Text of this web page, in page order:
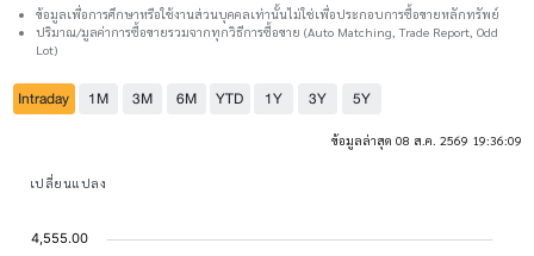
ข้อมูลเพื่อการศึกษาหรือใช้งานส่วนบุคคลเท่านั้นไม่ใช่เพื่อประกอบการซื้อขายหลักทรัพย์
ปริมาณ/มูลค่าการซื้อขายรวมจากทุกวิธีการซื้อขาย (Auto Matching, Trade Report, Odd
Lot)
Intraday 1M 3M 6M YTD 1Y 3Y 5Y
ข้อมูลล่าสุด 08 ส.ค. 2569 19:36:09
เปลี่ยนแปลง